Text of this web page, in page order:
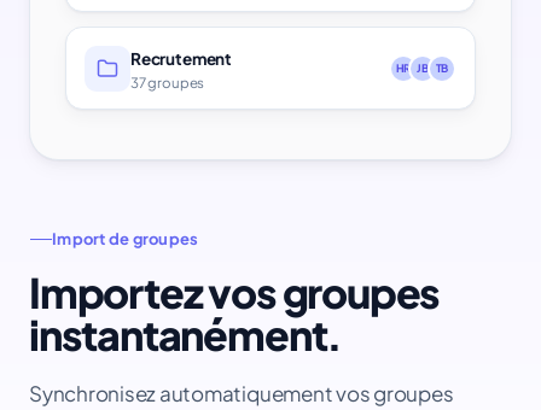
Recrutement
37 groupes
HR JB TB
Import de groupes
Importez vos groupes
instantanément.
Synchronisez automatiquement vos groupes